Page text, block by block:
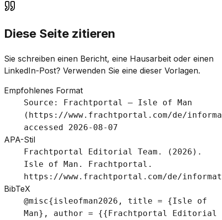
Diese Seite zitieren
Sie schreiben einen Bericht, eine Hausarbeit oder einen
LinkedIn-Post? Verwenden Sie eine dieser Vorlagen.
Empfohlenes Format
Source: Frachtportal – Isle of Man
(https://www.frachtportal.com/de/
accessed 2026-08-07
APA-Stil
Frachtportal Editorial Team. (2026).
Isle of Man. Frachtportal.
https://www.frachtportal.com/de/
BibTeX
@misc{isleofman2026, title = {Isle of
Man}, author = {{Frachtportal Editorial